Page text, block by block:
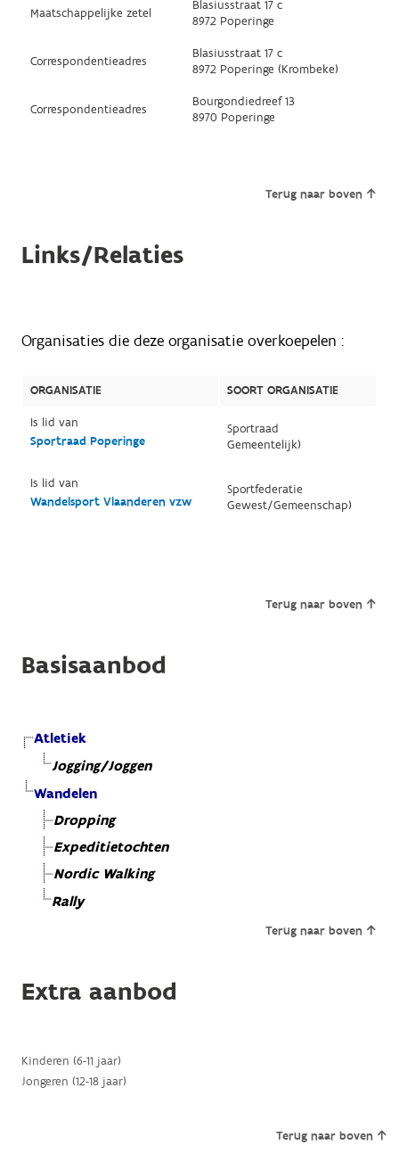
Maatschappelijke zetel
Blasiusstraat 17 c
8972 Poperinge
Correspondentieadres
Blasiusstraat 17 c
8972 Poperinge (Krombeke)
Correspondentieadres
Bourgondiedreef 13
8970 Poperinge
Terug naar boven
Links/Relaties
Organisaties die deze organisatie overkoepelen :
ORGANISATIE
SOORT ORGANISATIE
Is lid van
Sportraad Poperinge
Sportraad
Gemeentelijk)
Is lid van
Wandelsport Vlaanderen vzw
Sportfederatie
Gewest/Gemeenschap)
Terug naar boven
Basisaanbod
Atletiek
Jogging/Joggen
Wandelen
Dropping
Expeditietochten
Nordic Walking
Rally
Terug naar boven
Extra aanbod
Kinderen (6-11 jaar)
Jongeren (12-18 jaar)
Terug naar boven